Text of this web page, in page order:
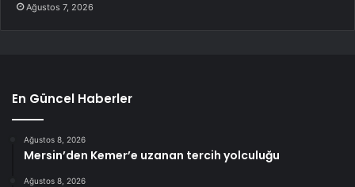
Ağustos 7, 2026
En Güncel Haberler
Ağustos 8, 2026
Mersin’den Kemer’e uzanan tercih yolculuğu
Ağustos 8, 2026